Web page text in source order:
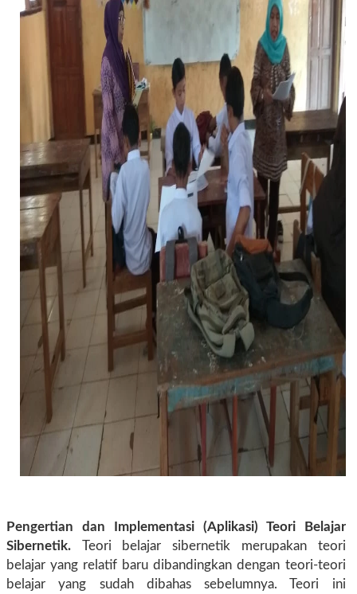
Pengertian dan Implementasi (Aplikasi) Teori Belajar
Sibernetik. Teori belajar sibernetik merupakan teori
belajar yang relatif baru dibandingkan dengan teori-teori
belajar yang sudah dibahas sebelumnya. Teori ini